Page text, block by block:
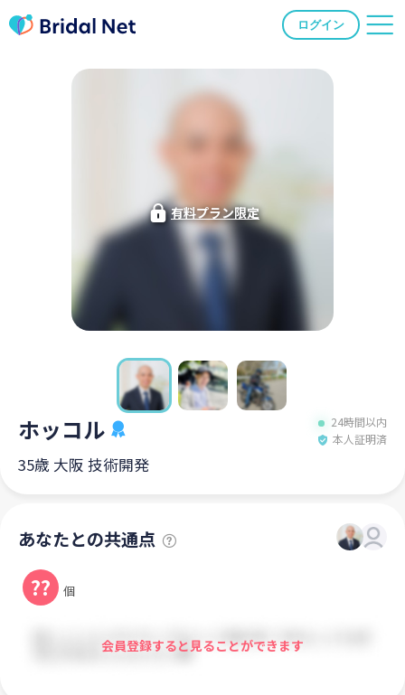
ログイン
有料プラン限定
ホッコル
24時間以内
本人証明済
35歳 大阪 技術開発
あなたとの共通点
?? 個
会員登録すると見ることができます